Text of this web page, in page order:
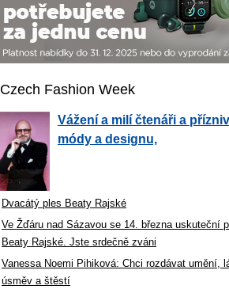
Czech Fashion Week
Vážení a milí čtenáři a
módy a designu,
Dvacátý ples Beaty Rajské
Ve Žďáru nad Sázavou se 14. března uskuteční
Beaty Rajské. Jste srdečně zváni
Vanessa Noemi Pihiková: Chci rozdávat umění,
úsměv a štěstí